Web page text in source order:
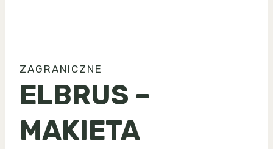
ZAGRANICZNE
ELBRUS –
MAKIETA